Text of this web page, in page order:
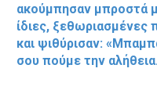
ακούμπησαν μπροστά
ίδιες, ξεθωριασμένες
και ψιθύρισαν:
σου πούμε την